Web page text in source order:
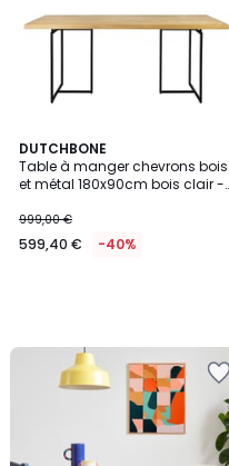
DUTCHBONE
Table à manger chevrons bois
et métal 180x90cm bois clair -
999,00 €
599,40 € -40%